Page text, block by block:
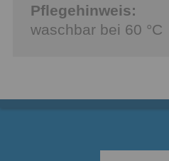
Pflegehinweis:
waschbar bei 60 °C